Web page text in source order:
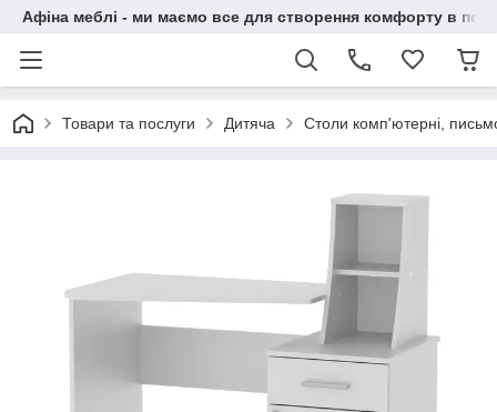
Афіна меблі - ми маємо все для створення комфорту в
Товари та послуги Дитяча Столи комп'ютерні,